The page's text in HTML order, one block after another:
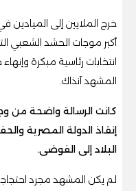
خرج الملايين إلى
أكبر موجات الحشد الشعبي
انتخابات رئاسية مبكرة
المشهد آنذاك.
كانت الرسالة واضحة من
إنقاذ الدولة المصرية
البلاد إلى الفوضى.
لم يكن المشهد مجرد